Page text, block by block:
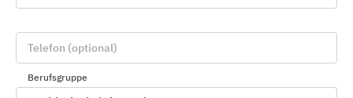
Telefon (optional)
Berufsgruppe